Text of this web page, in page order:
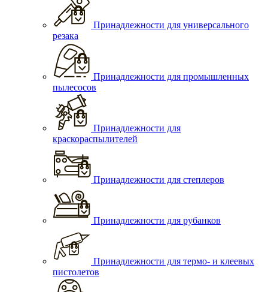
Принадлежности для универсального
резака
Принадлежности для промышленных
пылесосов
Принадлежности для
краскораспылителей
Принадлежности для степлеров
Принадлежности для рубанков
Принадлежности для термо- и клеевых
пистолетов